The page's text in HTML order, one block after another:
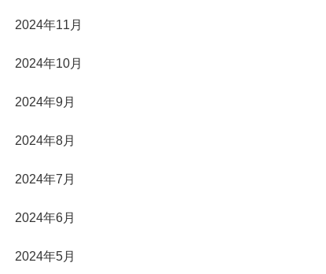
2024年11月
2024年10月
2024年9月
2024年8月
2024年7月
2024年6月
2024年5月